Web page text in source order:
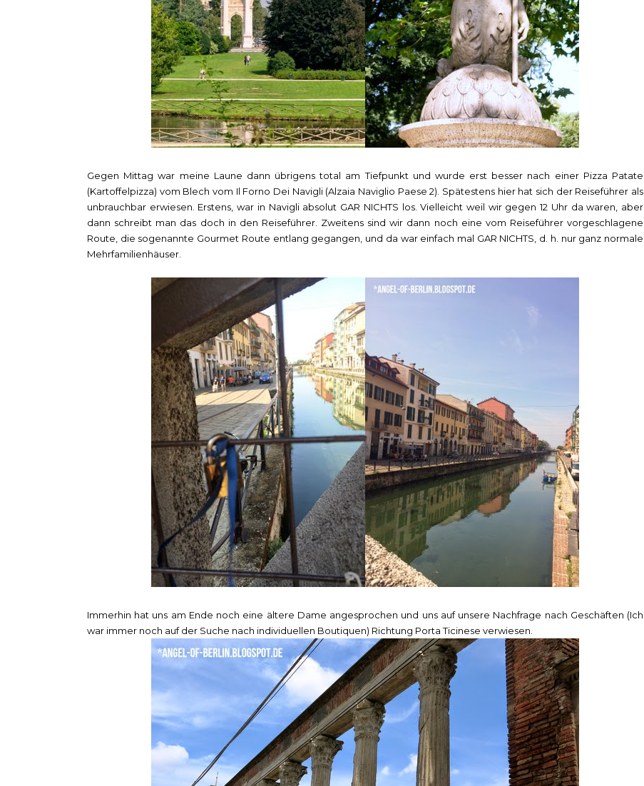
Gegen Mittag war meine Laune dann übrigens total am Tiefpunkt und wurde erst besser nach einer Pizza Patate
(Kartoffelpizza) vom Blech vom Il Forno Dei Navigli (Alzaia Naviglio Paese 2). Spätestens hier hat sich der Reiseführer als
unbrauchbar erwiesen. Erstens, war in Navigli absolut GAR NICHTS los. Vielleicht weil wir gegen 12 Uhr da waren, aber
dann schreibt man das doch in den Reiseführer. Zweitens sind wir dann noch eine vom Reiseführer vorgeschlagene
Route, die sogenannte Gourmet Route entlang gegangen, und da war einfach mal GAR NICHTS, d. h. nur ganz normale
Mehrfamilienhäuser.
Immerhin hat uns am Ende noch eine ältere Dame angesprochen und uns auf unsere Nachfrage nach Geschäften (Ich
war immer noch auf der Suche nach individuellen Boutiquen) Richtung Porta Ticinese verwiesen.